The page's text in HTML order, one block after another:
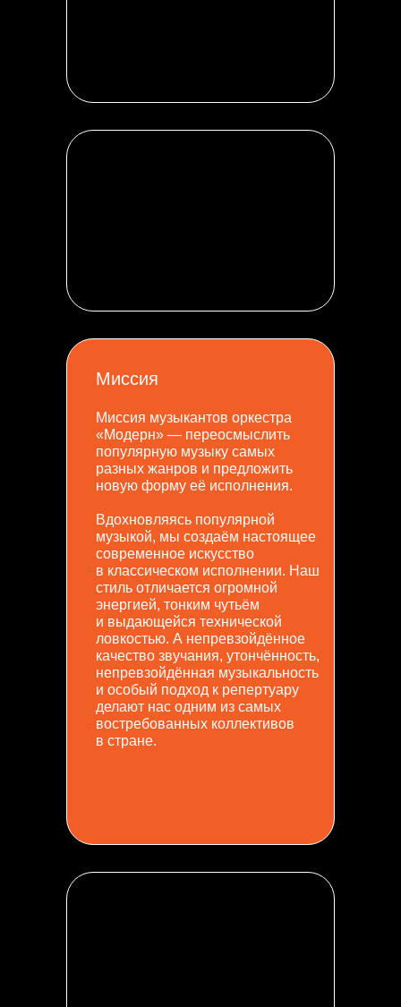
Миссия музыкантов оркестра
«Модерн» — переосмыслить
популярную музыку самых
разных жанров и предложить
новую форму её исполнения.
Вдохновляясь популярной
музыкой, мы создаём настоящее
современное искусство
в классическом исполнении. Наш
стиль отличается огромной
энергией, тонким чутьём
и выдающейся технической
ловкостью. А непревзойдённое
качество звучания, утончённость,
непревзойдённая музыкальность
и особый подход к репертуару
делают нас одним из самых
востребованных коллективов
в стране.
Миссия